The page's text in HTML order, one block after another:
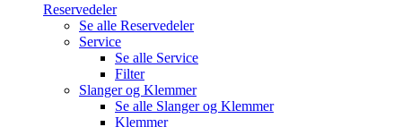
Reservedeler
Se alle Reservedeler
Service
Se alle Service
Filter
Slanger og Klemmer
Se alle Slanger og Klemmer
Klemmer